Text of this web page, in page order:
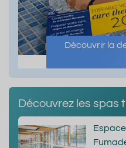
Découvrir la
Découvrez les spas